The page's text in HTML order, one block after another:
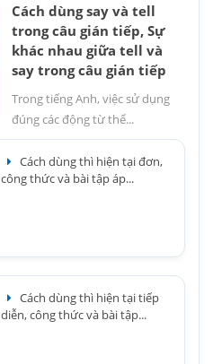
Cách dùng say và tell
trong câu gián tiếp, Sự
khác nhau giữa tell và
say trong câu gián tiếp
Trong tiếng Anh, việc sử dụng
đúng các động từ thể...
Cách dùng thì hiện tại đơn,
công thức và bài tập áp...
Cách dùng thì hiện tại tiếp
diễn, công thức và bài tập...